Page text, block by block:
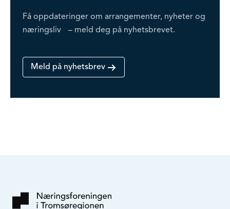
Få oppdateringer om arrangementer, nyheter og
næringsliv – meld deg på nyhetsbrevet.
Meld på nyhetsbrev